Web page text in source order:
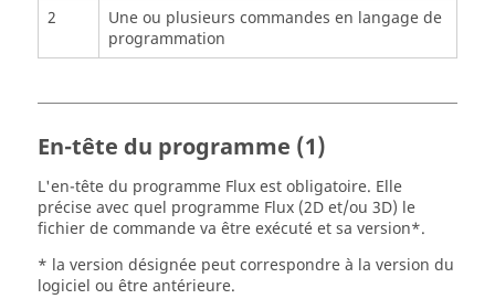
2
Une ou plusieurs commandes en langage de
programmation
En-tête du programme (1)
L'en-tête du programme Flux est obligatoire. Elle
précise avec quel programme Flux (2D et/ou 3D) le
fichier de commande va être exécuté et sa version*.
* la version désignée peut correspondre à la version du
logiciel ou être antérieure.